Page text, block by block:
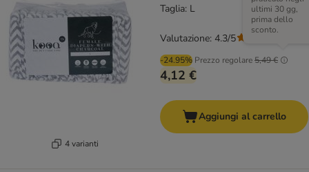
4 varianti
Taglia: L
-24.95% Prezzo regolare5,49 €
ultimi 30 gg,
prima dello
sconto.
4,12 €
Valutazione: 4.3/5
Aggiungi al carrello